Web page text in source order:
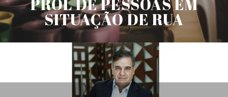
PROL DE PESSOAS EM
SITUAÇÃO DE RUA